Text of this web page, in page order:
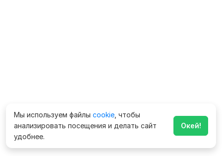
Мы используем файлы cookie , чтобы
анализировать посещения и делать сайт
удобнее.
Окей!